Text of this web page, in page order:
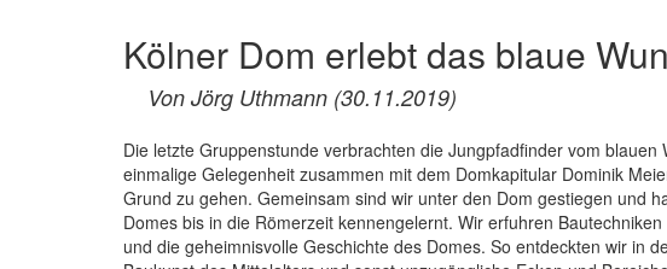
Kölner Dom erlebt das blaue
Von Jörg Uthmann (30.11.2019)
Die letzte Gruppenstunde verbrachten die Jungpfadfinder vom blauen
einmalige Gelegenheit zusammen mit dem Domkapitular Dominik
Grund zu gehen. Gemeinsam sind wir unter den Dom gestiegen und
Domes bis in die Römerzeit kennengelernt. Wir erfuhren
und die geheimnisvolle Geschichte des Domes. So entdeckten wir in